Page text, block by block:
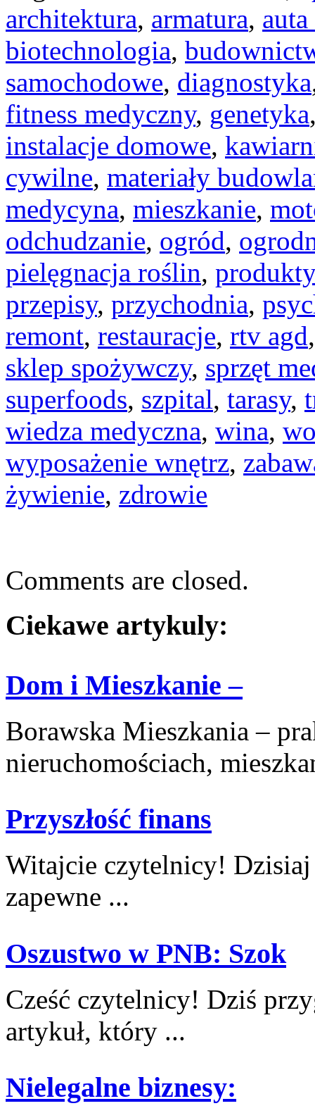
architektura, armatura,
biotechnologia,
samochodowe, diagnostyka
fitness medyczny, genetyka
instalacje domowe,
cywilne, materiały
medycyna, mieszkanie,
odchudzanie, ogród,
pielęgnacja roślin,
przepisy, przychodnia,
remont, restauracje, rtv agd
sklep spożywczy, sprzęt
superfoods, szpital, tarasy,
wiedza medyczna, wina,
wyposażenie wnętrz,
żywienie, zdrowie
Comments are closed.
Ciekawe artykuly:
Dom i Mieszkanie –
Borawska Mieszkania –
nieruchomościach,
Przyszłość finans
Witajcie czytelnicy!
zapewne ...
Oszustwo w PNB: Szok
Cześć ⁣czytelnicy! Dziś
artykuł,⁣ który ...
Nielegalne biznesy: